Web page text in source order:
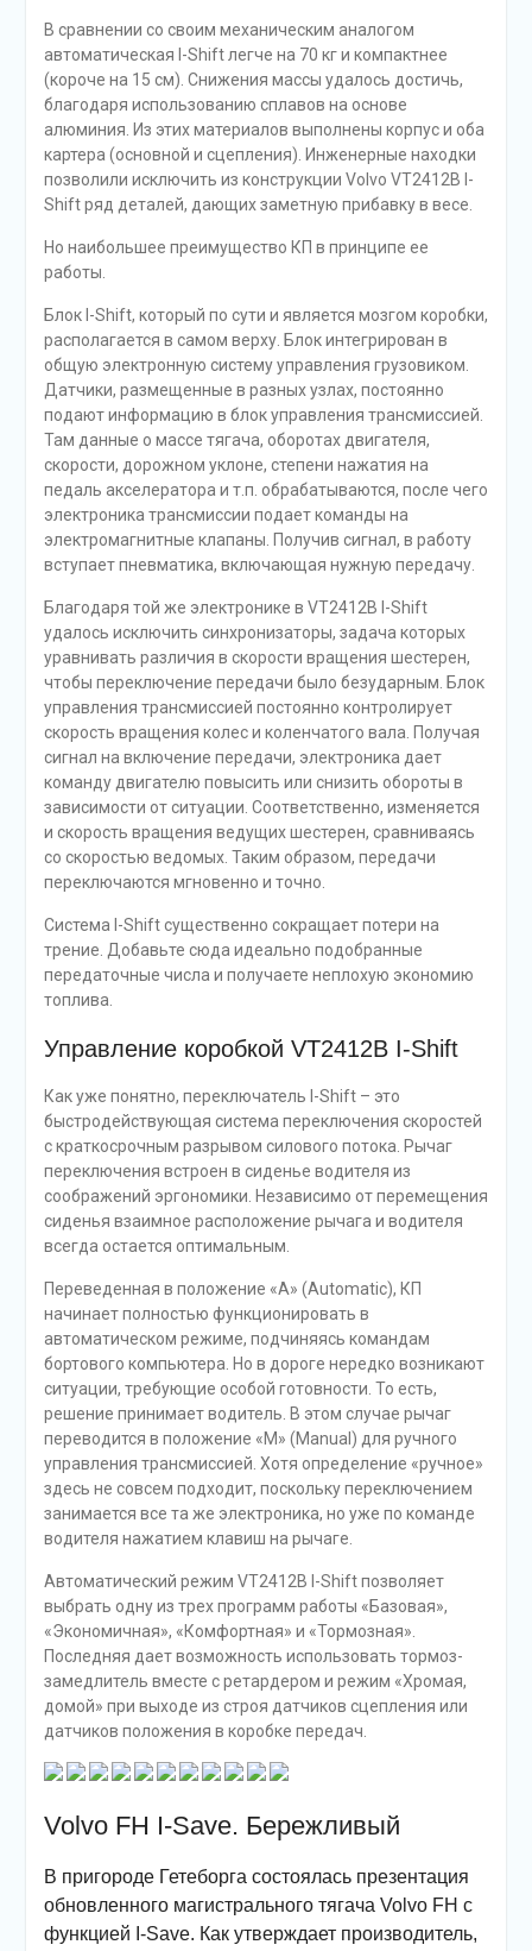
В сравнении со своим механическим аналогом
автоматическая I-Shift легче на 70 кг и компактнее
(короче на 15 см). Снижения массы удалось достичь,
благодаря использованию сплавов на основе
алюминия. Из этих материалов выполнены корпус и оба
картера (основной и сцепления). Инженерные находки
позволили исключить из конструкции Volvo VT2412B I-
Shift ряд деталей, дающих заметную прибавку в весе.
Но наибольшее преимущество КП в принципе ее
работы.
Блок I-Shift, который по сути и является мозгом коробки,
располагается в самом верху. Блок интегрирован в
общую электронную систему управления грузовиком.
Датчики, размещенные в разных узлах, постоянно
подают информацию в блок управления трансмиссией.
Там данные о массе тягача, оборотах двигателя,
скорости, дорожном уклоне, степени нажатия на
педаль акселератора и т.п. обрабатываются, после чего
электроника трансмиссии подает команды на
электромагнитные клапаны. Получив сигнал, в работу
вступает пневматика, включающая нужную передачу.
Благодаря той же электронике в VT2412B I-Shift
удалось исключить синхронизаторы, задача которых
уравнивать различия в скорости вращения шестерен,
чтобы переключение передачи было безударным. Блок
управления трансмиссией постоянно контролирует
скорость вращения колес и коленчатого вала. Получая
сигнал на включение передачи, электроника дает
команду двигателю повысить или снизить обороты в
зависимости от ситуации. Соответственно, изменяется
и скорость вращения ведущих шестерен, сравниваясь
со скоростью ведомых. Таким образом, передачи
переключаются мгновенно и точно.
Система I-Shift существенно сокращает потери на
трение. Добавьте сюда идеально подобранные
передаточные числа и получаете неплохую экономию
топлива.
Управление коробкой VT2412B I-Shift
Как уже понятно, переключатель I-Shift – это
быстродействующая система переключения скоростей
с краткосрочным разрывом силового потока. Рычаг
переключения встроен в сиденье водителя из
соображений эргономики. Независимо от перемещения
сиденья взаимное расположение рычага и водителя
всегда остается оптимальным.
Переведенная в положение «А» (Automatic), КП
начинает полностью функционировать в
автоматическом режиме, подчиняясь командам
бортового компьютера. Но в дороге нередко возникают
ситуации, требующие особой готовности. То есть,
решение принимает водитель. В этом случае рычаг
переводится в положение «М» (Manual) для ручного
управления трансмиссией. Хотя определение «ручное»
здесь не совсем подходит, поскольку переключением
занимается все та же электроника, но уже по команде
водителя нажатием клавиш на рычаге.
Автоматический режим VT2412B I-Shift позволяет
выбрать одну из трех программ работы «Базовая»,
«Экономичная», «Комфортная» и «Тормозная».
Последняя дает возможность использовать тормоз-
замедлитель вместе с ретардером и режим «Хромая,
домой» при выходе из строя датчиков сцепления или
датчиков положения в коробке передач.
Volvo FH I-Save. Бережливый
В пригороде Гетеборга состоялась презентация
обновленного магистрального тягача Volvo FH с
функцией I-Save. Как утверждает производитель,